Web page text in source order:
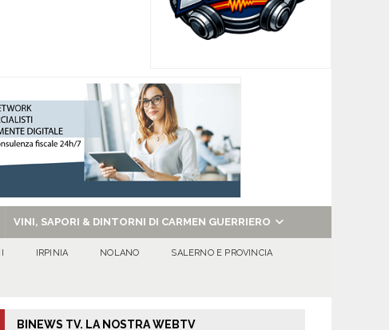
VINI, SAPORI & DINTORNI DI CARMEN GUERRIERO
IRPINIA NOLANO SALERNO E PROVINCIA
BINEWS TV. LA NOSTRA WEBTV